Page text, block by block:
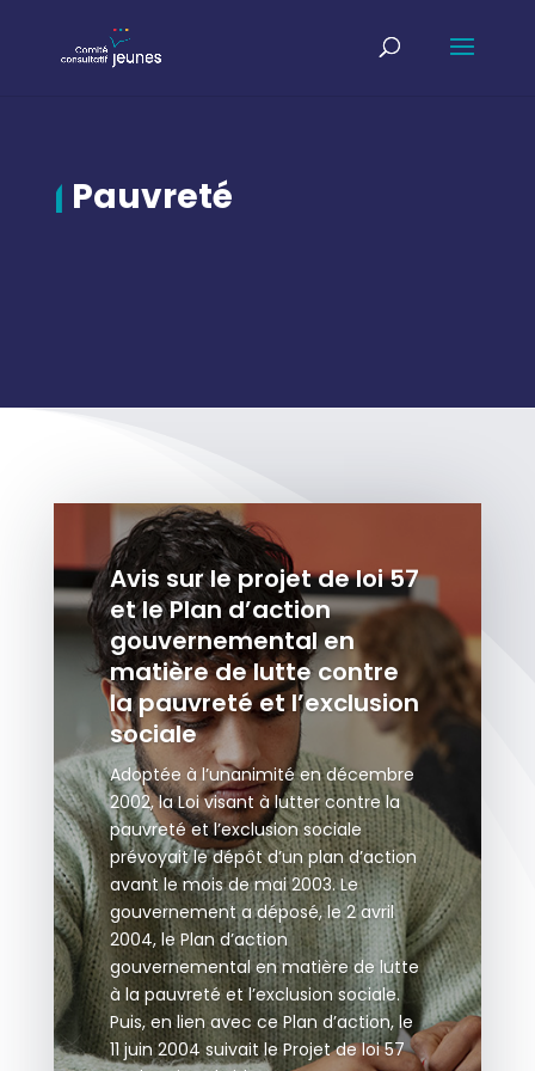
| Pauvreté
Avis sur le projet de loi 57
et le Plan d’action
gouvernemental en
matière de lutte contre
la pauvreté et l’exclusion
sociale
Adoptée à l’unanimité en décembre
2002, la Loi visant à lutter contre la
pauvreté et l’exclusion sociale
prévoyait le dépôt d’un plan d’action
avant le mois de mai 2003. Le
gouvernement a déposé, le 2 avril
2004, le Plan d’action
gouvernemental en matière de lutte
à la pauvreté et l’exclusion sociale.
Puis, en lien avec ce Plan d’action, le
11 juin 2004 suivait le Projet de loi 57